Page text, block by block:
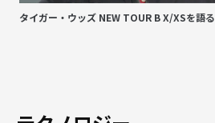
タイガー・ウッズ NEW TOUR B X/XSを語る